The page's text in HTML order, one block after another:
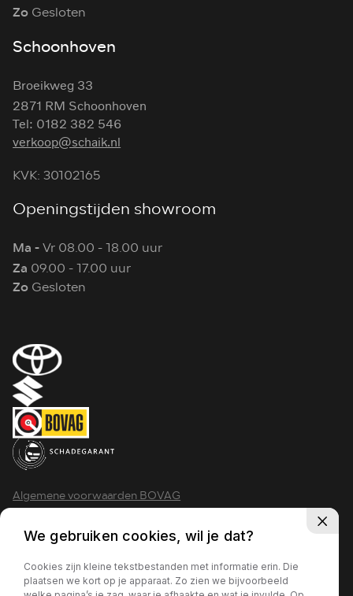
Zo Gesloten
Schoonhoven
Broeikweg 33
2871 RM Schoonhoven
Tel: 0182 382 546
verkoop@schaik.nl
KVK: 30102165
Openingstijden showroom
Ma -Vr 08.00 - 18.00 uur
Za 09.00 - 17.00 uur
Zo Gesloten
Algemene voorwaarden BOVAG
We gebruiken cookies, wil je dat?
Cookies zijn kleine tekstbestanden met informatie erin. Die
plaatsen we kort op je apparaat. Zo zien we bijvoorbeeld